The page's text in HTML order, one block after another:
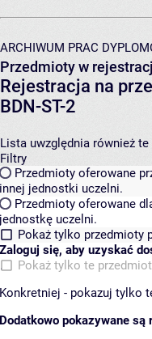
ARCHIWUM PRAC
Przedmioty w
Rejestracja na
BDN-ST-2
Lista uwzględnia również
Filtry
Przedmioty oferowane
innej jednostki uczelni.
Przedmioty oferowane
jednostkę uczelni.
Pokaż tylko przedmioty
Zaloguj się, aby uzyskać
Pokaż tylko te
Konkretniej - pokazuj tylko
Dodatkowo pokazywane są